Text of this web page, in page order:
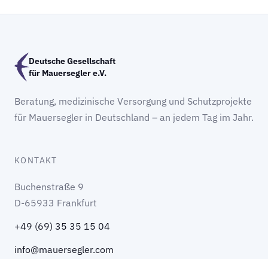
Deutsche Gesellschaft
für Mauersegler e.V.
Beratung, medizinische Versorgung und Schutzprojekte
für Mauersegler in Deutschland – an jedem Tag im Jahr.
KONTAKT
Buchenstraße 9
D-65933 Frankfurt
+49 (69) 35 35 15 04
info@mauersegler.com